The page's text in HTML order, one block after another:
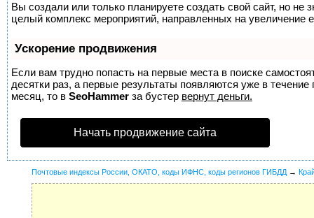
Вы создали или только планируете создать свой сайт, но не
целый комплекс мероприятий, направленных на увеличение
Ускорение продвижения
Если вам трудно попасть на первые места в поиске
десятки раз, а первые результаты появляются уже в
месяц, то в SeoHammer за бустер вернут деньги.
Начать продвижение сайта
Почтовые индексы России, ОКАТО, коды ИФНС, коды регионов ГИБДД →